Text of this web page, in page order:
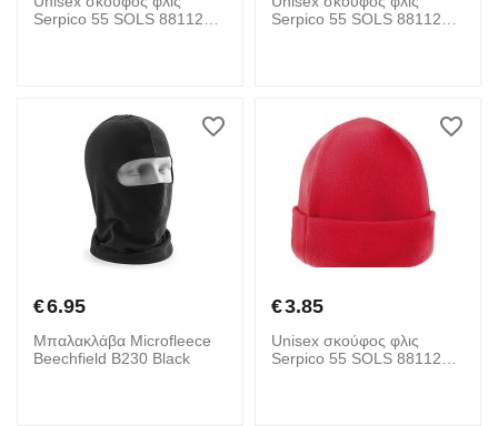
Serpico 55 SOLS 88112
Serpico 55 SOLS 88112
€6.95
Μπαλακλάβα Microfleece
Beechfield B230 Black
€3.85
Unisex σκούφος φλις
Serpico 55 SOLS 88112